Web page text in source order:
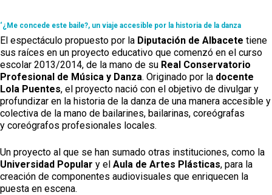
‘¿Me concede este baile?, un viaje accesible por la historia de la danza
El espectáculo propuesto por la Diputación de Albacete tiene
sus raíces en un proyecto educativo que comenzó en el curso
escolar 2013/2014, de la mano de su Real Conservatorio
Profesional de Música y Danza. Originado por la docente
Lola Puentes, el proyecto nació con el objetivo de divulgar y
profundizar en la historia de la danza de una manera accesible y
colectiva de la mano de bailarines, bailarinas, coreógrafas
y coreógrafos profesionales locales.
Un proyecto al que se han sumado otras instituciones, como la
Universidad Popular y el Aula de Artes Plásticas, para la
creación de componentes audiovisuales que enriquecen la
puesta en escena.
Galerías